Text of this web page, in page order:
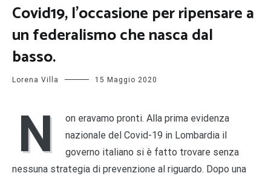
Covid19, l’occasione per ripensare a
un federalismo che nasca dal
basso.
Lorena Villa 15 Maggio 2020
N
on eravamo pronti. Alla prima evidenza
nazionale del Covid-19 in Lombardia il
governo italiano si è fatto trovare senza
nessuna strategia di prevenzione al riguardo. Dopo una